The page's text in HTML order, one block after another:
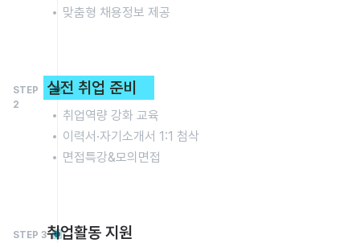
맞춤형 채용정보 제공
STEP
2
실전 취업 준비
취업역량 강화 교육
이력서·자기소개서 1:1 첨삭
면접특강&모의면접
STEP 3취업활동 지원